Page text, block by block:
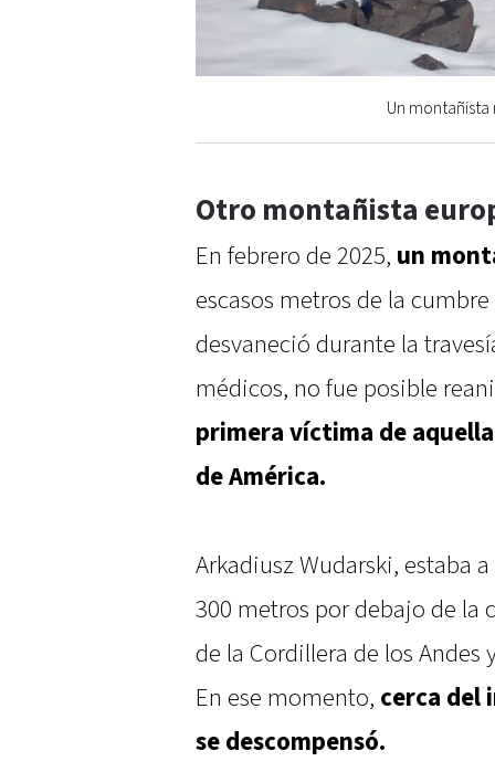
Un
Otro montañista
En febrero de 2025, un
escasos metros de la
desvaneció durante la
médicos, no fue posible
primera víctima de
de América.
Arkadiusz Wudarski, estaba
300 metros por debajo de la
de la Cordillera de los
En ese momento, cerca del
se descompensó.